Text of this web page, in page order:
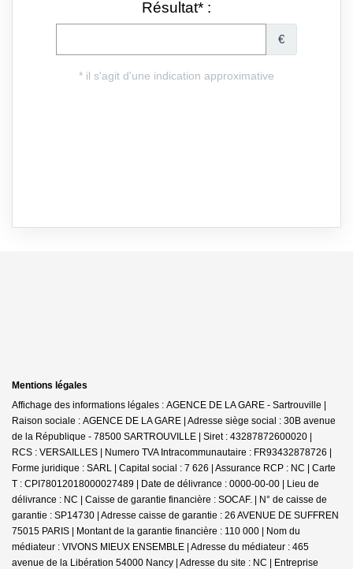
Mentions légales
Affichage des informations légales : AGENCE DE LA GARE - Sartrouville |
Raison sociale : AGENCE DE LA GARE | Adresse siège social : 30B avenue
de la République - 78500 SARTROUVILLE | Siret : 43287872600020 |
RCS : VERSAILLES | Numero TVA Intracommunautaire : FR93432878726 |
Forme juridique : SARL | Capital social : 7 626 | Assurance RCP : NC | Carte
T : CPI78012018000027489 | Date de délivrance : 0000-00-00 | Lieu de
délivrance : NC | Caisse de garantie financière : SOCAF. | N° de caisse de
garantie : SP14730 | Adresse caisse de garantie : 26 AVENUE DE SUFFREN
75015 PARIS | Montant de la garantie financière : 110 000 | Nom du
médiateur : VIVONS MIEUX ENSEMBLE | Adresse du médiateur : 465
avenue de la Libération 54000 Nancy | Adresse du site : NC | Entreprise